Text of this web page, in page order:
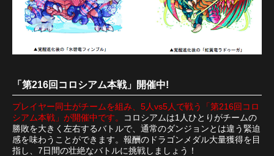
「第216回コロシアム本戦」開催中!
プレイヤー同士がチームを組み、5人vs5人で戦う「第216回コロ
シアム本戦」が開催中です。
コロシアムは1人ひとりがチームの
勝敗を大きく左右するバトルで、通常のダンジョンとは違う緊迫
感を味わうことができます。報酬のドラゴンメダル大量獲得を目
指し、7日間の壮絶なバトルに挑戦しましょう！